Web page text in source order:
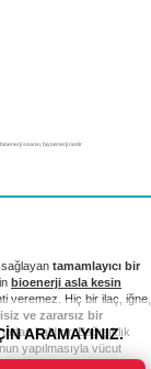
seansı, biyoenerji nedir
ARAMAYINIZ.
tamamlayıcı bir
bioenerji asla kesin
veremez. Hiç bir ilaç, iğne,
ve zararsız bir
kaldırır. Bağışıklık
yapılmasıyla vücut
etmek sizin